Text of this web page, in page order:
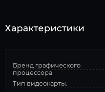
Характеристики
Бренд графического
процессора
Тип видеокарты: